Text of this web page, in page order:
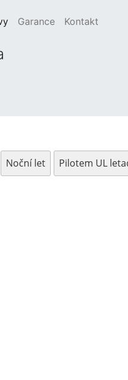
(current)
Garance Kontakt
Noční let Pilotem UL